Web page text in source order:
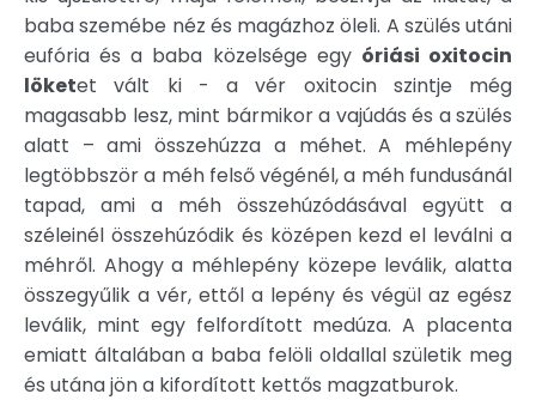
baba szemébe néz és magázhoz öleli. A szülés utáni
eufória és a baba közelsége egy óriási oxitocin
löketet vált ki - a vér oxitocin szintje még
magasabb lesz, mint bármikor a vajúdás és a szülés
alatt – ami összehúzza a méhet. A méhlepény
legtöbbször a méh felső végénél, a méh fundusánál
tapad, ami a méh összehúzódásával együtt a
széleinél összehúzódik és középen kezd el leválni a
méhről. Ahogy a méhlepény közepe leválik, alatta
összegyűlik a vér, ettől a lepény és végül az egész
leválik, mint egy felfordított medúza. A placenta
emiatt általában a baba felöli oldallal születik meg
és utána jön a kifordított kettős magzatburok.